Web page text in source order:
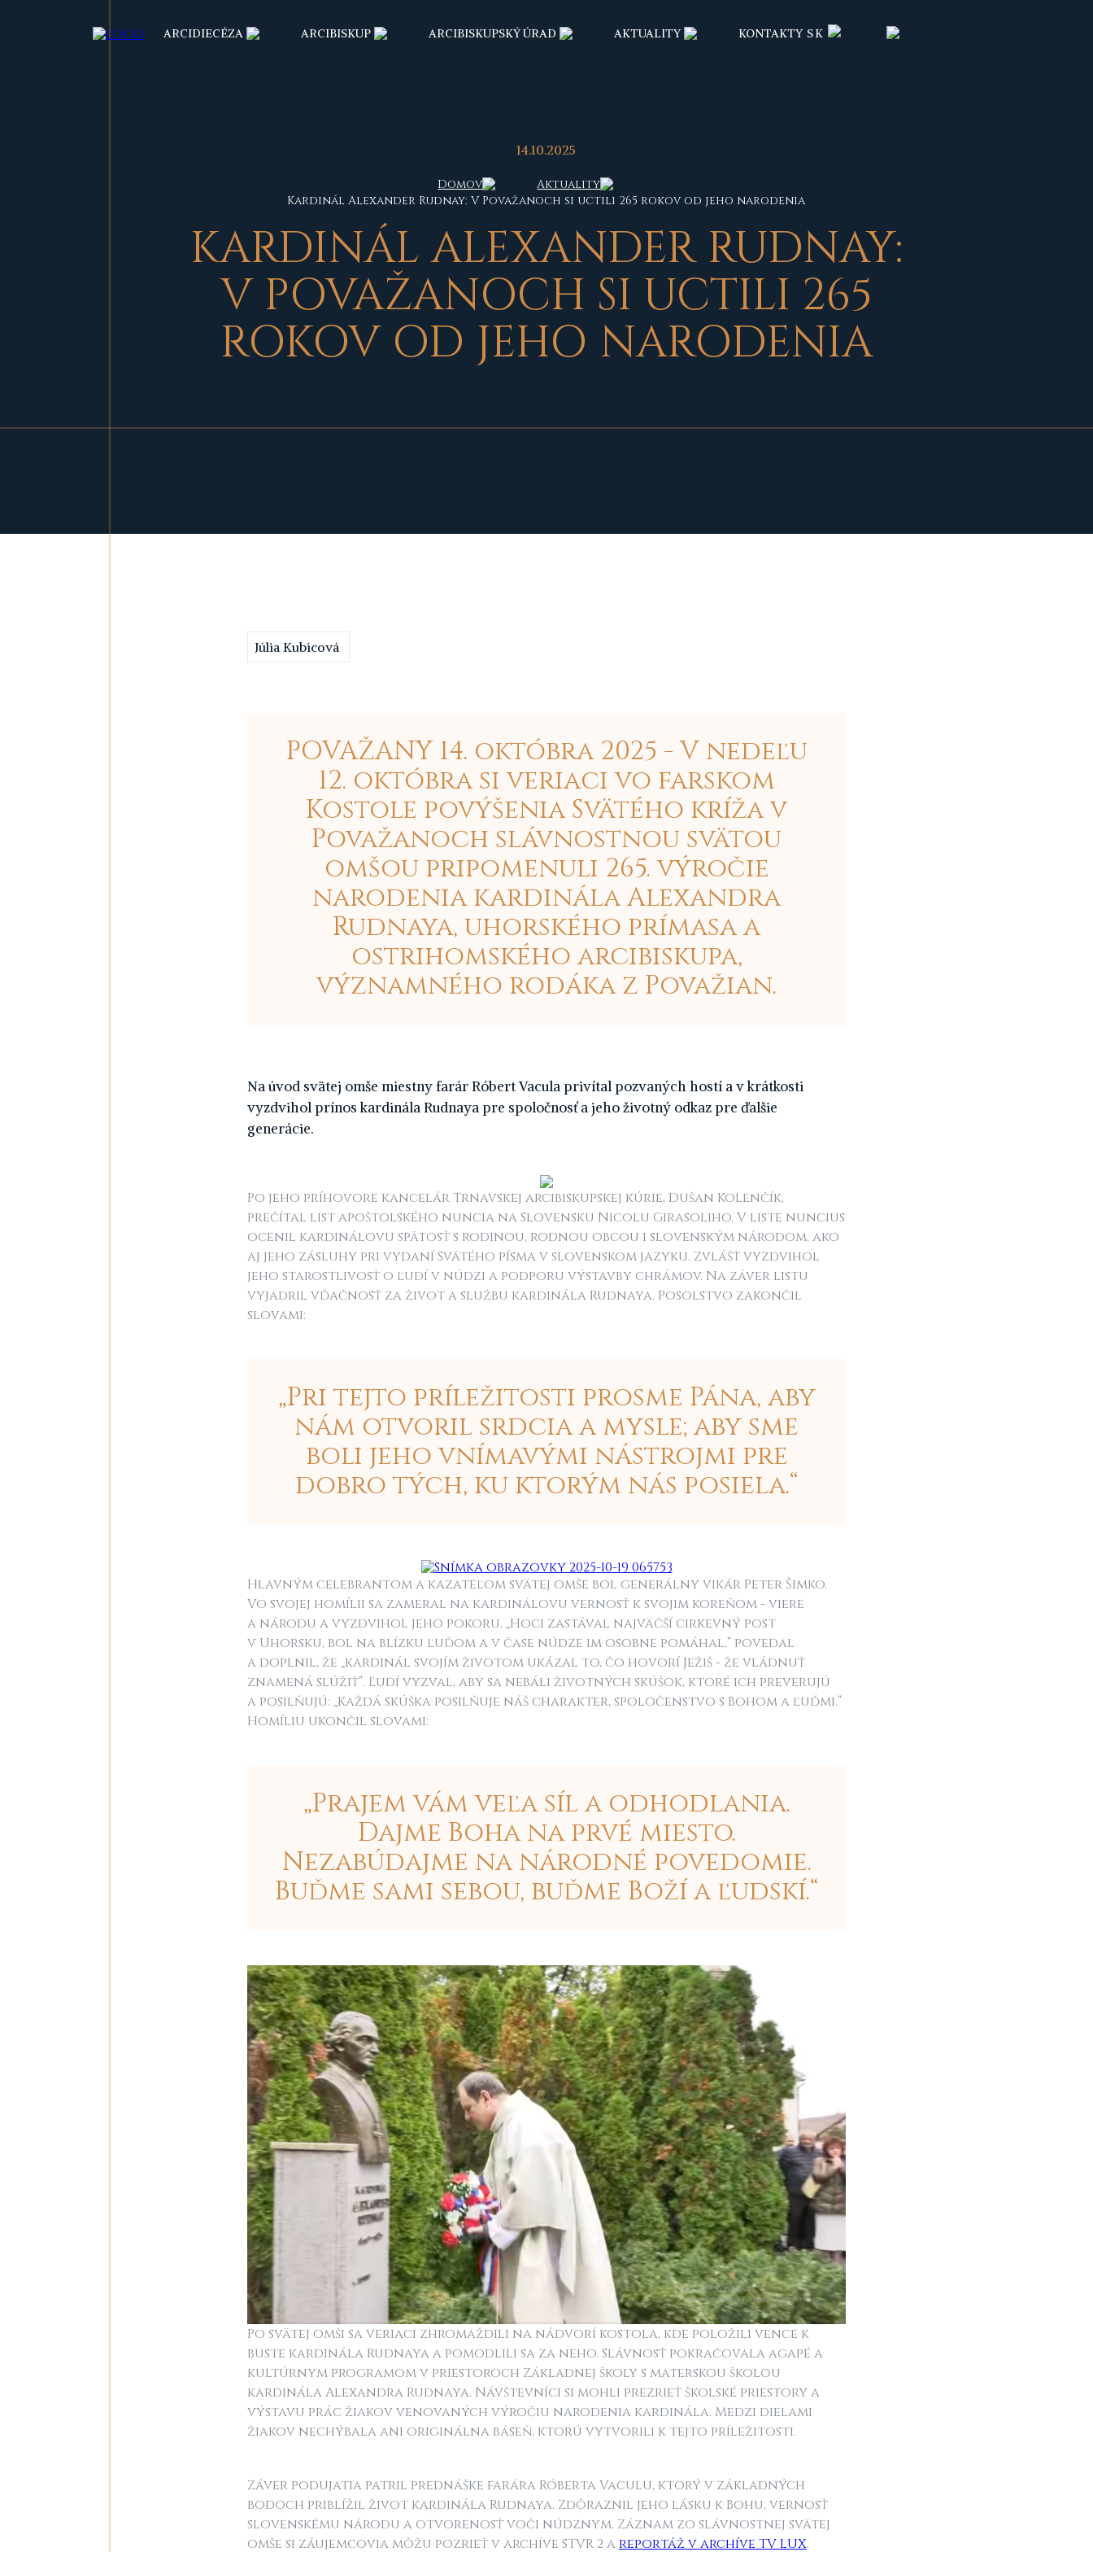
ARCIDIECÉZA ARCIBISKUP ARCIBISKUPSKÝ ÚRAD AKTUALITY KONTAKTY SK
14.10.2025
Domov
Aktuality
Kardinál Alexander Rudnay: V Považanoch si uctili 265 rokov od jeho narodenia
KARDINÁL ALEXANDER RUDNAY:
V POVAŽANOCH SI UCTILI 265
ROKOV OD JEHO NARODENIA
Júlia Kubicová
POVAŽANY 14. októbra 2025 - V nedeľu
12. októbra si veriaci vo farskom
Kostole povýšenia Svätého kríža v
Považanoch slávnostnou svätou
omšou pripomenuli 265. výročie
narodenia kardinála Alexandra
Rudnaya, uhorského prímasa a
ostrihomského arcibiskupa,
významného rodáka z Považian.
Na úvod svätej omše miestny farár Róbert Vacula privítal pozvaných hostí a v krátkosti
vyzdvihol prínos kardinála Rudnaya pre spoločnosť a jeho životný odkaz pre ďalšie
generácie.
Po jeho príhovore kancelár Trnavskej arcibiskupskej kúrie, Dušan Kolenčík,
prečítal list apoštolského nuncia na Slovensku Nicolu Girasoliho. V liste nuncius
ocenil kardinálovu spätosť s rodinou, rodnou obcou i slovenským národom, ako
aj jeho zásluhy pri vydaní Svätého písma v slovenskom jazyku. Zvlášť vyzdvihol
jeho starostlivosť o ľudí v núdzi a podporu výstavby chrámov. Na záver listu
vyjadril vďačnosť za život a službu kardinála Rudnaya. Posolstvo zakončil
slovami:
„Pri tejto príležitosti prosme Pána, aby
nám otvoril srdcia a mysle; aby sme
boli jeho vnímavými nástrojmi pre
dobro tých, ku ktorým nás posiela.“
Hlavným celebrantom a kazateľom svätej omše bol generálny vikár Peter Šimko.
Vo svojej homílii sa zameral na kardinálovu vernosť k svojim koreňom - viere
a národu a vyzdvihol jeho pokoru. „Hoci zastával najväčší cirkevný post
v Uhorsku, bol na blízku ľuďom a v čase núdze im osobne pomáhal,“ povedal
a doplnil, že „kardinál svojím životom ukázal to, čo hovorí Ježiš - že vládnuť
znamená slúžiť“. Ľudí vyzval, aby sa nebáli životných skúšok, ktoré ich preverujú
a posilňujú: „Každá skúška posilňuje náš charakter, spoločenstvo s Bohom a ľuďmi.“
Homíliu ukončil slovami:
„Prajem vám veľa síl a odhodlania.
Dajme Boha na prvé miesto.
Nezabúdajme na národné povedomie.
Buďme sami sebou, buďme Boží a ľudskí.“
Po svätej omši sa veriaci zhromaždili na nádvorí kostola, kde položili vence k
buste kardinála Rudnaya a pomodlili sa za neho. Slávnosť pokračovala agapé a
kultúrnym programom v priestoroch Základnej školy s materskou školou
kardinála Alexandra Rudnaya. Návštevníci si mohli prezrieť školské priestory a
výstavu prác žiakov venovaných výročiu narodenia kardinála. Medzi dielami
žiakov nechýbala ani originálna báseň, ktorú vytvorili k tejto príležitosti.
Záver podujatia patril prednáške farára Róberta Vaculu, ktorý v základných
bodoch priblížil život kardinála Rudnaya. Zdôraznil jeho lásku k Bohu, vernosť
slovenskému národu a otvorenosť voči núdznym. Záznam zo slávnostnej svätej
omše si záujemcovia môžu pozrieť v archíve STVR 2 a reportáž v archíve TV LUX.